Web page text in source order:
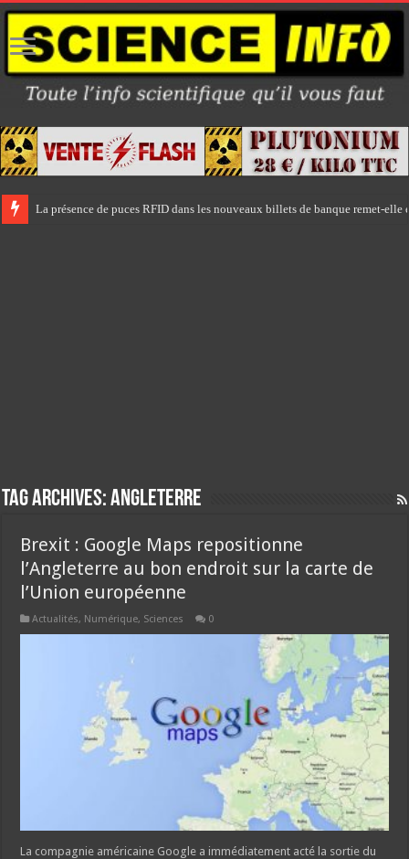
La présence de puces RFID dans les nouveaux billets de banque remet-
Tag Archives:angleterre
Brexit : Google Maps repositionne
l’Angleterre au bon endroit sur la carte de
l’Union européenne
Actualités, Numérique, Sciences 0
La compagnie américaine Google a immédiatement acté la sortie du